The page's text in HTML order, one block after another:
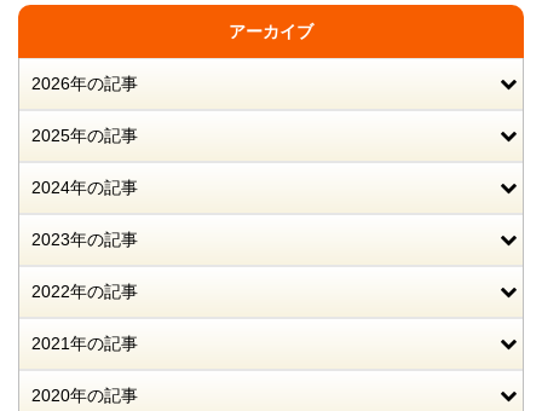
アーカイブ
2026年の記事
2025年の記事
2024年の記事
2023年の記事
2022年の記事
2021年の記事
2020年の記事